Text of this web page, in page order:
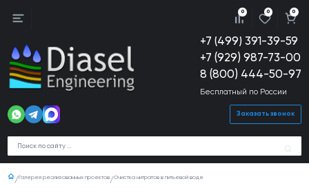
+7 (499) 391-39-59
+7 (929) 987-73-00
8 (800) 444-50-97
Бесплатный по России
Заказать звонок
0 0 0
Галерея реализованных проектов Очистка нитратов в питьевой воде